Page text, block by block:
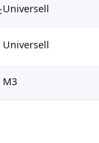
Universell
Universell
M3